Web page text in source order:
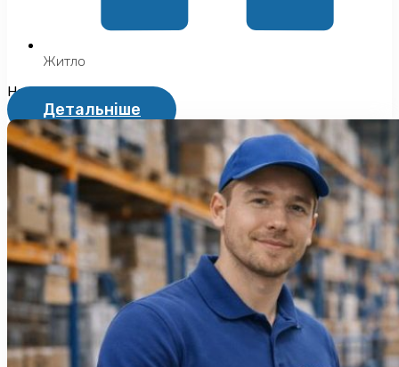
Житло
Не надається
Детальніше